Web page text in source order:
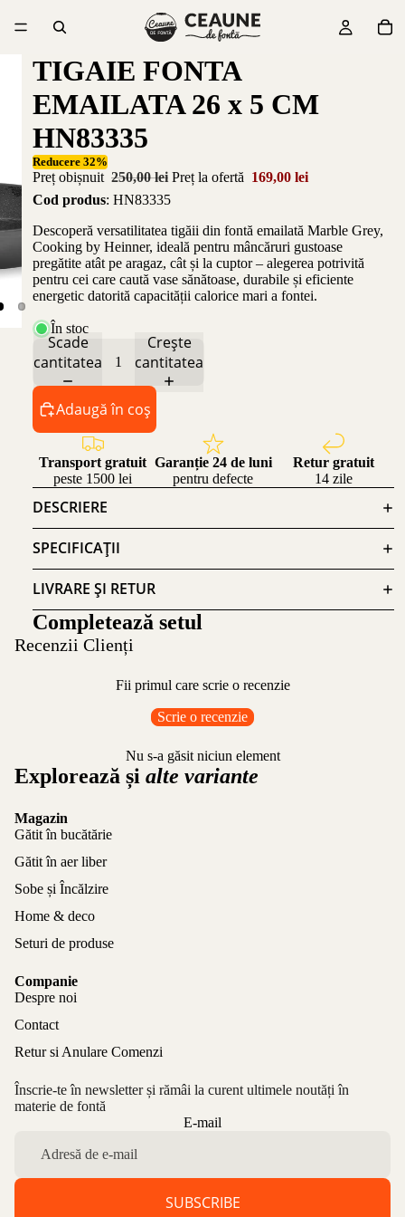
TIGAIE FONTA
EMAILATA 26 x 5 CM
HN83335
Reducere 32%
Preț obișnuit 250,00 lei Preț la ofertă 169,00 lei
Cod produs: HN83335
Descoperă versatilitatea tigăii din fontă emailată Marble Grey,
Cooking by Heinner, ideală pentru mâncăruri gustoase
pregătite atât pe aragaz, cât și la cuptor – alegerea potrivită
pentru cei care caută vase sănătoase, durabile și eficiente
energetic datorită capacității calorice mari a fontei.
În stoc
Scade
cantitatea
Crește
cantitatea
Adaugă în coș
Transport gratuit
peste 1500 lei
Garanție 24 de luni
pentru defecte
Retur gratuit
14 zile
DESCRIERE
SPECIFICAȚII
LIVRARE ȘI RETUR
Completează setul
Recenzii Clienți
Fii primul care scrie o recenzie
Scrie o recenzie
Nu s-a găsit niciun element
Explorează și alte variante
Magazin
Gătit în bucătărie
Gătit în aer liber
Sobe și Încălzire
Home & deco
Seturi de produse
Companie
Despre noi
Contact
Retur si Anulare Comenzi
Înscrie-te în newsletter și rămâi la curent ultimele noutăți în
materie de fontă
E-mail
SUBSCRIBE
Politica de confidențialitate